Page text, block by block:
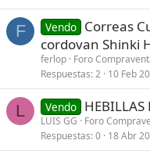
F Vendo Correas
cordovan Shinki
ferlop Foro
Respuestas 2 10 Feb
L Vendo
LUIS GG
Foro
Respuestas 0 18 Abr